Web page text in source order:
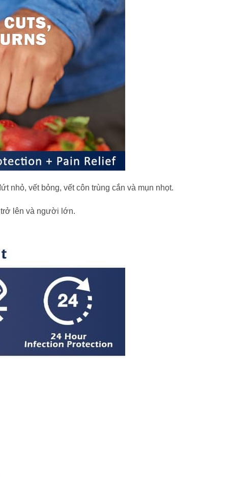
nhỏ, vết bỏng, vết côn trùng cắn và mụn nhọt.
trở lên và người lớn.